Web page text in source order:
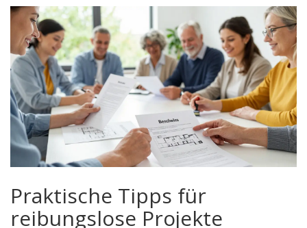
Praktische Tipps für
reibungslose Projekte